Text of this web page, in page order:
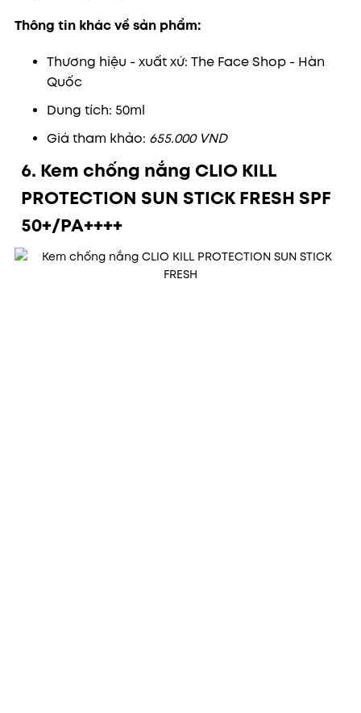
Thông tin khác về sản phẩm:
Thương hiệu - xuất xứ: The Face Shop - Hàn
Quốc
Dung tích: 50ml
Giá tham khảo: 655.000 VND
6. Kem chống nắng CLIO KILL
PROTECTION SUN STICK FRESH SPF
50+/PA++++